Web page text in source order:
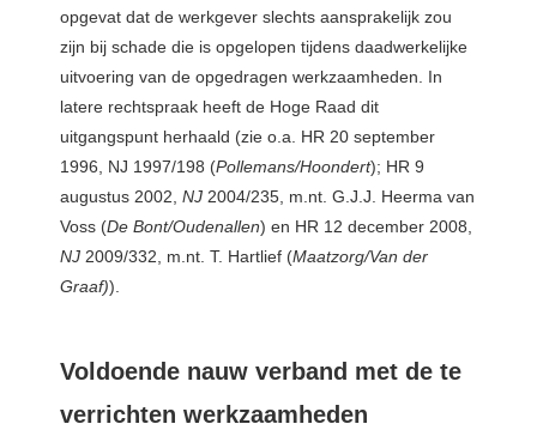
opgevat dat de werkgever slechts aansprakelijk zou
zijn bij schade die is opgelopen tijdens daadwerkelijke
uitvoering van de opgedragen werkzaamheden. In
latere rechtspraak heeft de Hoge Raad dit
uitgangspunt herhaald (zie o.a. HR 20 september
1996, NJ 1997/198 (Pollemans/Hoondert); HR 9
augustus 2002, NJ 2004/235, m.nt. G.J.J. Heerma van
Voss (De Bont/Oudenallen) en HR 12 december 2008,
NJ 2009/332, m.nt. T. Hartlief (Maatzorg/Van der
Graaf)).
Voldoende nauw verband met de te
verrichten werkzaamheden